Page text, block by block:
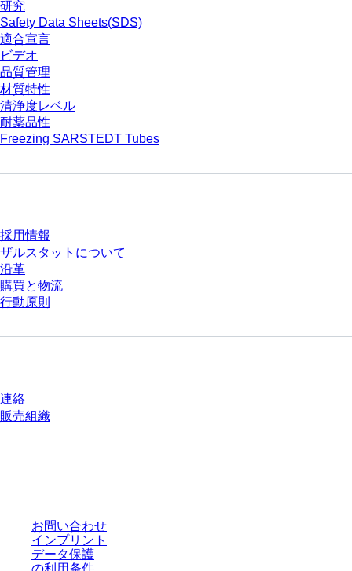
研究
Safety Data Sheets(SDS)
適合宣言
ビデオ
品質管理
材質特性
清浄度レベル
耐薬品性
Freezing SARSTEDT Tubes
採用情報
ザルスタットについて
沿革
購買と物流
行動原則
連絡
販売組織
お問い合わせ
インプリント
データ保護